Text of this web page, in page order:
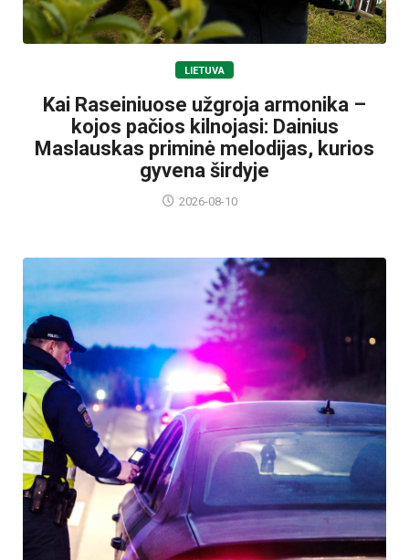
LIETUVA
Kai Raseiniuose užgroja armonika –
kojos pačios kilnojasi: Dainius
Maslauskas priminė melodijas, kurios
gyvena širdyje
2026-08-10